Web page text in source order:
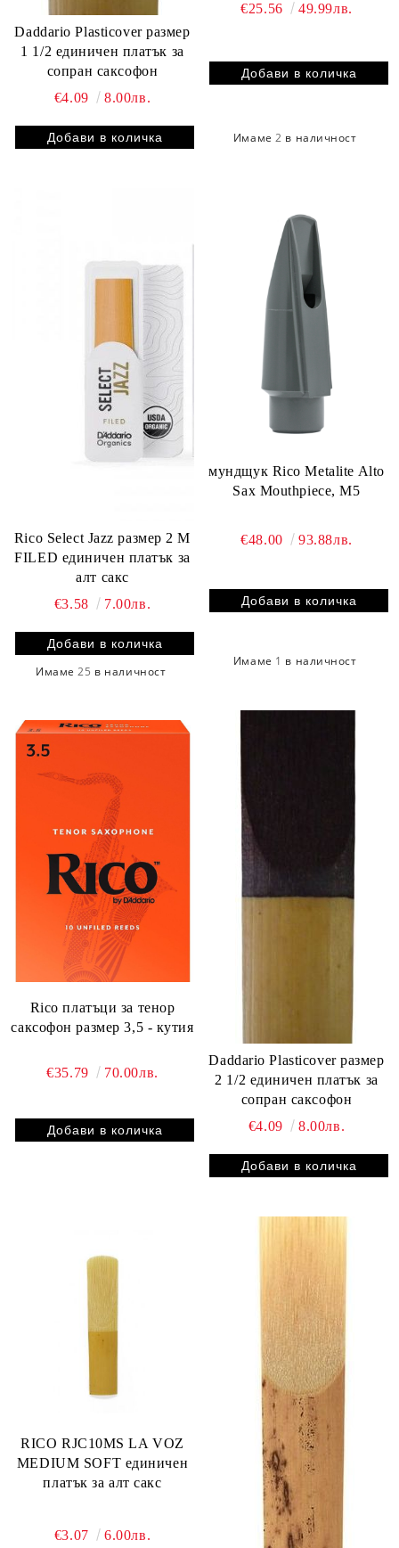
Daddario Plasticover размер
1 1/2 единичен платък за
сопран саксофон
€4.09
8.00лв.
€25.56 49.99лв.
Имаме2 в наличност
Rico Select Jazz размер 2 M
FILED единичен платък за
алт сакс
€3.58
7.00лв.
Имаме25 в наличност
мундщук Rico Metalite Alto
Sax Mouthpiece, M5
€48.00 93.88лв.
Имаме 1 в наличност
Rico платъци за тенор
саксофон размер 3,5 - кутия
€35.79 70.00лв.
Daddario Plasticover размер
2 1/2 единичен платък за
сопран саксофон
€4.09
8.00лв.
RICO RJC10MS LA VOZ
MEDIUM SOFT единичен
платък за алт сакс
€3.07 6.00лв.